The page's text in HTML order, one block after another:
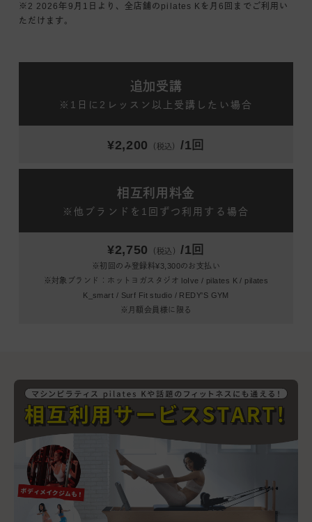
※2 2026年9月1日より、全店舗のpilates Kを月6回までご利用い
ただけます。
追加受講
※1日に2レッスン以上受講したい場合
¥2,200 （税込） /1回
相互利用料金
※他ブランドを1回ずつ利用する場合
¥2,750 （税込） /1回
※初回のみ登録料¥3,300のお支払い
※対象ブランド：ホットヨガスタジオ loIve / pilates K / pilates
K_smart / Surf Fit studio / REDY'S GYM
※月額会員様に限る